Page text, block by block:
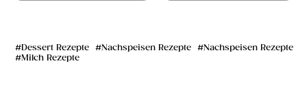
Dessert Rezepte Nachspeisen Rezepte
Nachspeisen Rezepte
Milch Rezepte